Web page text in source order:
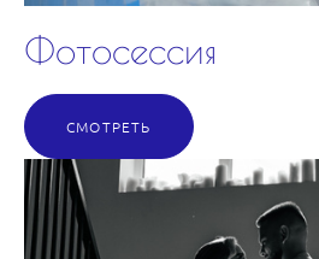
Фотосессия
СМОТРЕТЬ